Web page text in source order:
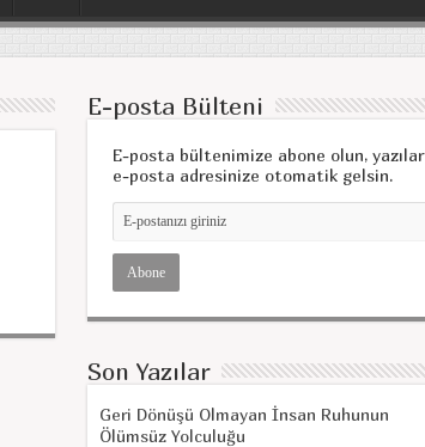
E-posta Bülteni
E-posta bültenimize abone olun, yazılar
e-posta adresinize otomatik gelsin.
Son Yazılar
Geri Dönüşü Olmayan İnsan Ruhunun
Ölümsüz Yolculuğu